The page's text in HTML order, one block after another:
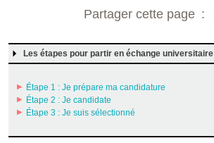
Partager cette page
Les étapes pour partir en échange universitaire
Étape 1 : Je prépare ma candidature
Étape 2 : Je candidate
Étape 3 : Je suis sélectionné